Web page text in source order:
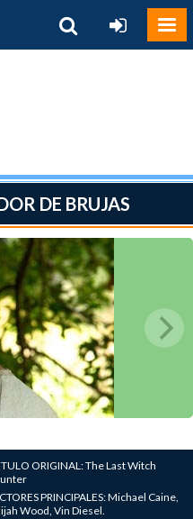
DE BRUJAS
ORIGINAL: The Last Witch
PRINCIPALES: Michael Caine,
Wood, Vin Diesel.